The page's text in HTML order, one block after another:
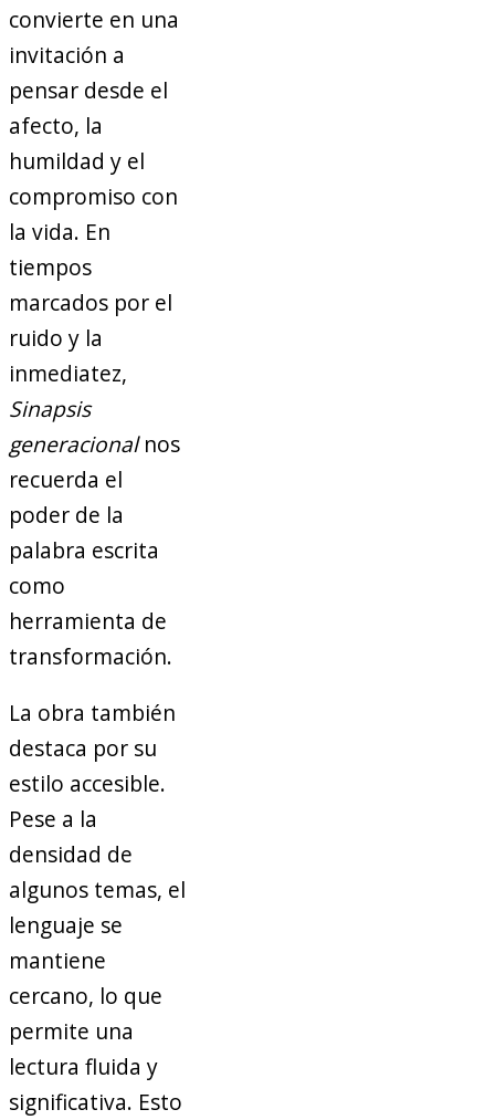
convierte en una
invitación a
pensar desde el
afecto, la
humildad y el
compromiso con
la vida. En
tiempos
marcados por el
ruido y la
inmediatez,
Sinapsis
generacionalnos
recuerda el
poder de la
palabra escrita
como
herramienta de
transformación.
La obra también
destaca por su
estilo accesible.
Pese a la
densidad de
algunos temas, el
lenguaje se
mantiene
cercano, lo que
permite una
lectura fluida y
significativa. Esto